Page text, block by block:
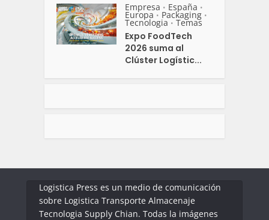
Empresa • España •
Europa • Packaging •
Tecnologia • Temas
Expo FoodTech
2026 suma al
Clúster Logístic...
Logistica Press es un medio de comunicación
sobre Logistica Transporte Almacenaje
Tecnologia Supply Chian. Todas la imágenes